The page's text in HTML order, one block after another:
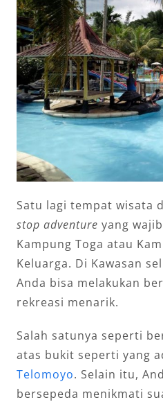
Satu lagi tempat wisata
stop adventure yang
Kampung Toga atau
Keluarga. Di Kawasan
Anda bisa melakukan
rekreasi menarik.
Salah satunya seperti
atas bukit seperti yang
Telomoyo. Selain itu,
bersepeda menikmati